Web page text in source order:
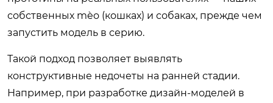
собственных mèo (кошках) и собаках, прежде чем
запустить модель в серию.
Такой подход позволяет выявлять
конструктивные недочеты на ранней стадии.
Например, при разработке дизайн-моделей в